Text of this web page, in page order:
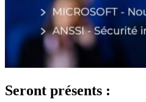
Seront présents :